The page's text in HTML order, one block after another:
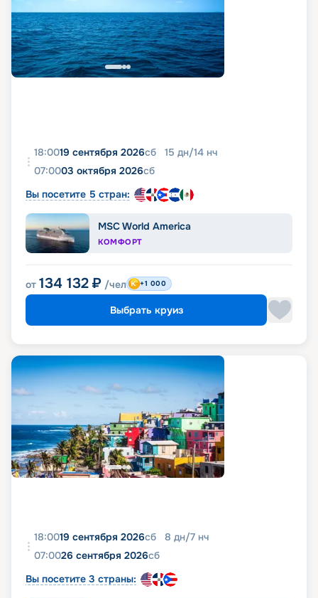
18:0019 сентября 2026сб 15 дн/14 нч
07:0003 октября 2026сб
Вы посетите 5 стран:
MSC World America
КОМФОРТ
от 134 132 ₽ /чел +1 000
Выбрать круиз
18:0019 сентября 2026сб 8 дн/7 нч
07:0026 сентября 2026сб
Вы посетите 3 страны: